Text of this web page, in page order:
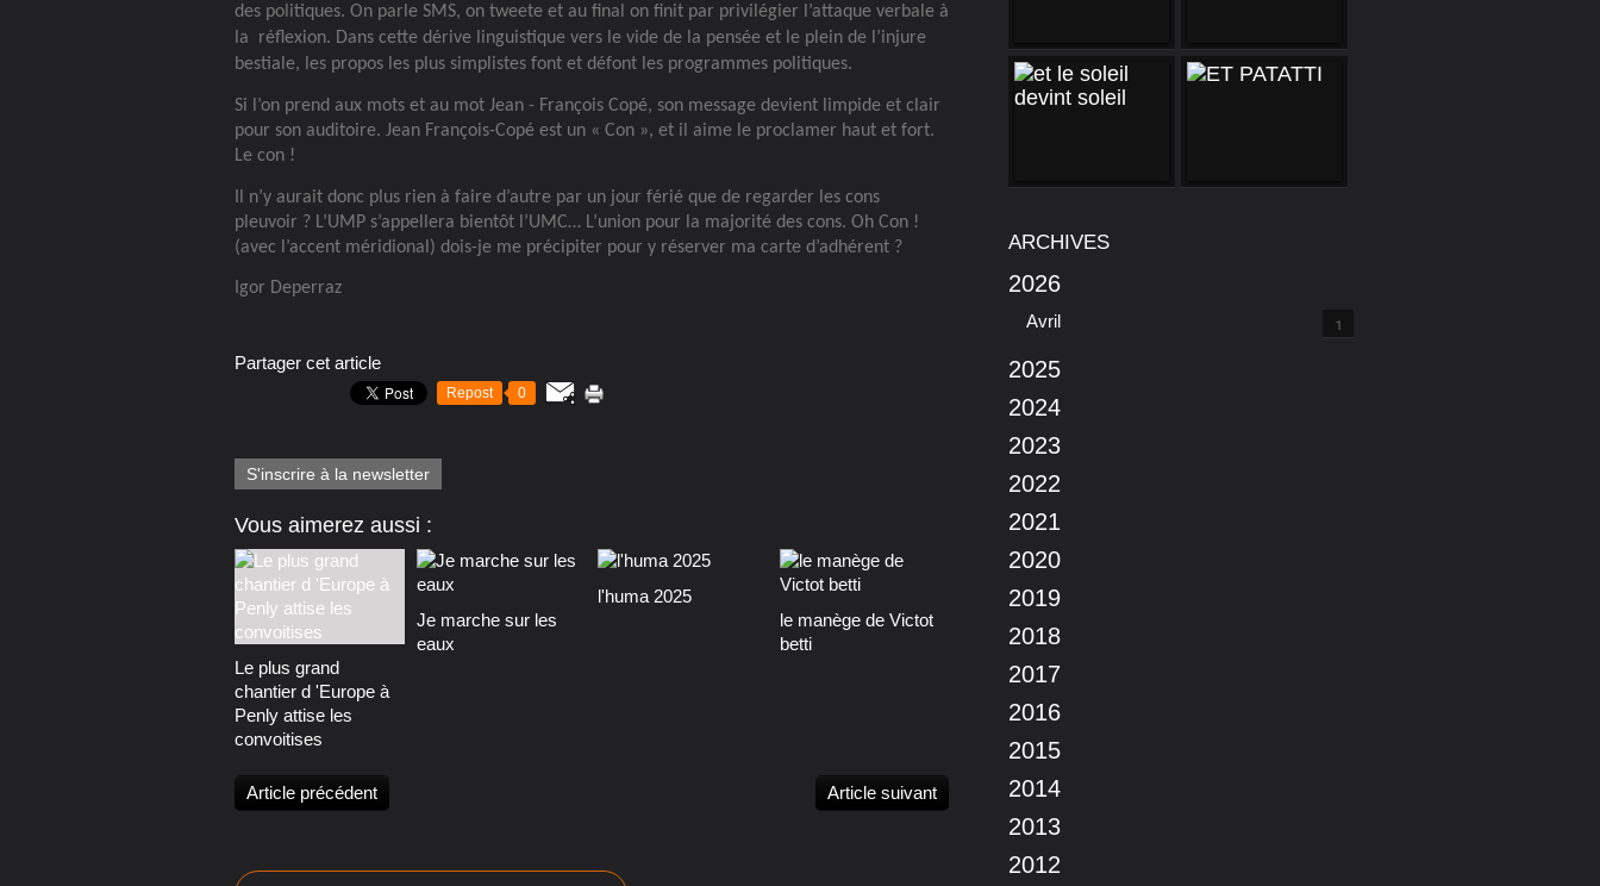
des politiques. On parle SMS, on tweete et au final on finit par privilégier l’attaque verbale à
la
réflexion. Dans cette dérive linguistique vers le vide de la pensée et le plein de l’injure
bestiale, les propos les plus simplistes font et défont les programmes politiques.
Si l’on prend aux mots et au mot Jean - François Copé, son message devient limpide et clair
pour son auditoire. Jean François-Copé est un « Con », et il aime le proclamer haut et fort.
Le con !
Il n’y aurait donc plus rien à faire d’autre par un jour férié que de regarder les cons
pleuvoir ? L’UMP s’appellera bientôt l’UMC… L’union pour la majorité des cons. Oh Con !
(avec l’accent méridional) dois-je me précipiter pour y réserver ma carte d’adhérent ?
Igor Deperraz
Partager cet article
Repost 0
S'inscrire à la newsletter
Vous aimerez aussi :
Le plus grand
chantier d 'Europe à
Penly attise les
convoitises
Je marche sur les
eaux
l'huma 2025
le manège de Victot
betti
Article précédent Article suivant
ARCHIVES
2026
Avril 1
2025
2024
2023
2022
2021
2020
2019
2018
2017
2016
2015
2014
2013
2012